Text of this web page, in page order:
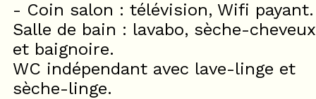
- Coin salon : télévision, Wifi payant.
Salle de bain : lavabo, sèche-cheveux
et baignoire.
WC indépendant avec lave-linge et
sèche-linge.